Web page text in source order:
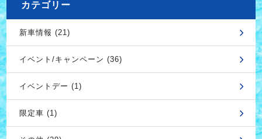
カテゴリー
新車情報 (21)
イベント/キャンペーン (36)
イベントデー (1)
限定車 (1)